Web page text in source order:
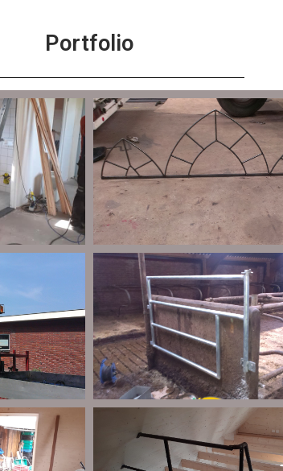
Portfolio